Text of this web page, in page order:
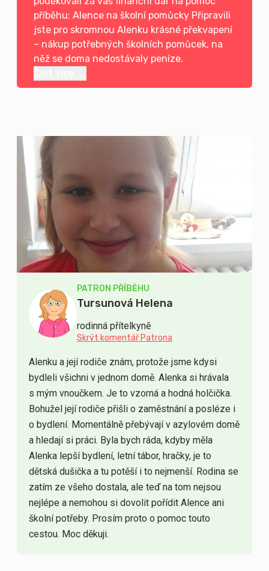
příběhu: Alence na školní pomůcky Připravili
jste pro skromnou Alenku krásné překvapení
– nákup potřebných školních pomůcek, na
něž se doma nedostávaly peníze.
PATRON PŘÍBĚHU
Tursunová Helena
rodinná přítelkyně
Skrýt komentář Patrona
Alenku a její rodiče znám, protože jsme kdysi
bydleli všichni v jednom domě. Alenka si hrávala
s mým vnoučkem. Je to vzorná a hodná holčička.
Bohužel její rodiče přišli o zaměstnání a posléze i
o bydlení. Momentálně přebývají v azylovém domě
a hledají si práci. Byla bych ráda, kdyby měla
Alenka lepší bydlení, letní tábor, hračky, je to
dětská dušička a tu potěší i to nejmenší. Rodina se
zatím ze všeho dostala, ale teď na tom nejsou
nejlépe a nemohou si dovolit pořídit Alence ani
školní potřeby. Prosím proto o pomoc touto
cestou. Moc děkuji.